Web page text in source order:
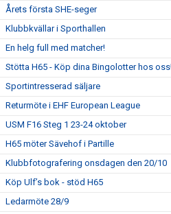
Årets första SHE-seger
Klubbkvällar i Sporthallen
En helg full med matcher!
Stötta H65 - Köp dina Bingolotter hos oss!
Sportintresserad säljare
Returmöte i EHF European League
USM F16 Steg 1 23-24 oktober
H65 möter Sävehof i Partille
Klubbfotografering onsdagen den 20/10
Köp Ulf’s bok - stöd H65
Ledarmöte 28/9